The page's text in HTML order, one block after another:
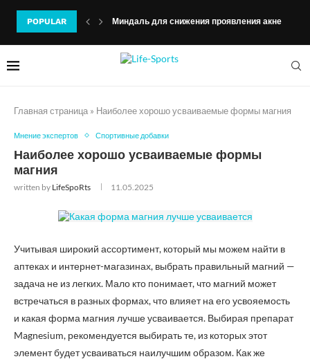
POPULAR Миндаль для снижения проявления акне
Главная страница » Наиболее хорошо усваиваемые формы магния
Мнение экспертов Спортивные добавки
Наиболее хорошо усваиваемые формы
магния
written by LifeSpoRts 11.05.2025
Учитывая широкий ассортимент, который мы можем найти в
аптеках и интернет-магазинах, выбрать правильный магний —
задача не из легких. Мало кто понимает, что магний может
встречаться в разных формах, что влияет на его усвояемость
и какая форма магния лучше усваивается. Выбирая препарат
Magnesium, рекомендуется выбирать те, из которых этот
элемент будет усваиваться наилучшим образом. Как же